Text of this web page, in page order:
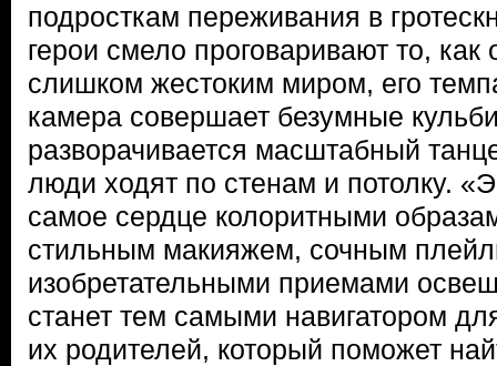
подросткам переживания в
герои смело проговаривают то,
слишком жестоким миром, его
камера совершает безумные
разворачивается масштабный
люди ходят по стенам и потолку.
самое сердце колоритными
стильным макияжем, сочным
изобретательными приемами
станет тем самыми навигатором
их родителей, который поможет